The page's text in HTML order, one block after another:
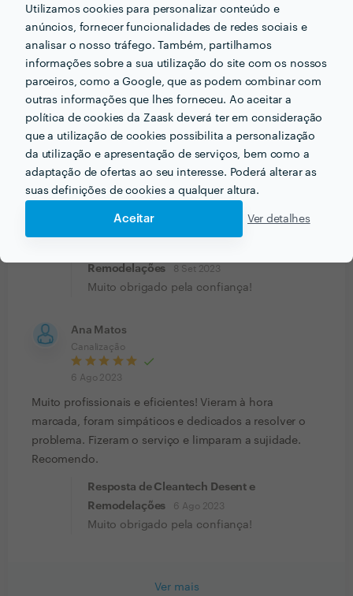
Utilizamos cookies para personalizar conteúdo e
anúncios, fornecer funcionalidades de redes sociais e
analisar o nosso tráfego. Também, partilhamos
informações sobre a sua utilização do site com os nossos
parceiros, como a Google, que as podem combinar com
outras informações que lhes forneceu. Ao aceitar a
política de cookies da Zaask deverá ter em consideração
que a utilização de cookies possibilita a personalização
da utilização e apresentação de serviços, bem como a
adaptação de ofertas ao seu interesse. Poderá alterar as
suas definições de cookies a qualquer altura.
Aceitar Ver detalhes
3 Out 2023
Resposta de Cleantech Desent e
Remodelações
4 Out 2023
Muito obrigado pela confiança
Cliente Zaask
31 Ago 2023
A Cleantech foi muito profissional, eficiente, discreta e
Remodelações
8 Set 2023
Muito obrigado pela confiança!
Ana Matos
Canalização
6 Ago 2023
Muito profissionais e eficientes! Vieram à hora
marcada, foram simpáticos e dedicados a resolver o
problema. Fizeram o serviço e limparam a sujidade.
Recomendo.
Resposta de Cleantech Desent e
Remodelações
6 Ago 2023
Muito obrigado pela confiança!
Ver mais